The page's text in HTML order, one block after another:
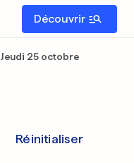
Découvrir
Jeudi 25 octobre
Réinitialiser